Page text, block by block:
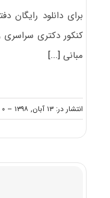
برای دانلود رایگان
مبانی[...]
انتشار در: ۱۳ آبان, ۱۳۹۸ -- ۰ دیدگاه